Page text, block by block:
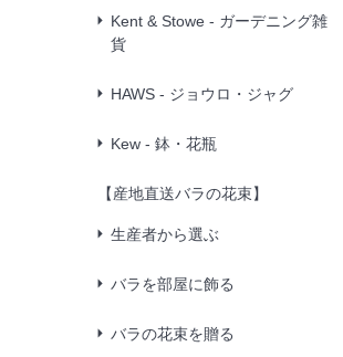
Kent & Stowe - ガーデニング雑
貨
HAWS - ジョウロ・ジャグ
Kew - 鉢・花瓶
【産地直送バラの花束】
生産者から選ぶ
バラを部屋に飾る
バラの花束を贈る